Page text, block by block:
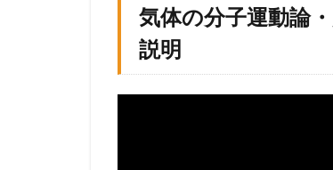
体
気体の分子運動論
説明